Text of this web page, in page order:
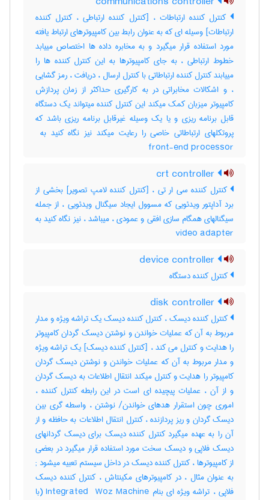
کنترل کننده ارتباطات ، [کنترل کننده ارتباطی ، کنترل کننده
ارتباطات] وسیله ای که به عنوان رابط بین کامپیوترهای ارتباط یافته
مورد استفاده قرار میگیرد و به مخابره داده ها اختصاص مییابد
خطوط ارتباطی ، به جای کامپیوترها به این کنترل کننده ها را
مییابند کنترل کننده ارتباطاتی با کنترل ارسال ، دریافت ، رمز گشایی
، و اشکالات مخابراتی در به کارگیری حداکثر از زمان پردازش
کامپیوتر میزبان کمک میکند این کنترل کننده میتواند یک دستگاه
قابل برنامه ریزی و یا یک وسیله غیرقابل برنامه ریزی باشد که
front-end processor
کنترل کننده سی ار تی ، [کنترل کننده لامپ تصویر] بخشی از
برد آداپتور ویدئویی که مسوول ایجاد سیگنال ویدئویی ، از جمله
سیگنالهای همگام سازی افقی و عمودی ، میباشد ، نیز نگاه کنید به
‎ video adapter
کنترل کننده دستگاه
کنترل کننده دیسک ، کنترل کننده دیسک یک تراشه ویژه و مدار
مربوط به آن که عملیات خواندن و نوشتن دیسک گردان کامپیوتر
را هدایت و کنترل می کند ، [کنترل کننده دیسک] یک تراشه ویژه
و مدار مربوط به آن که عملیات خواندن و نوشتن دیسک گردان
کامپیوتر را هدایت و کنترل میکند انتقال اطلاعات به دیسک گردان
و از آن ، عملیات پیچیده ای است در این رابطه کنترل کننده ،
اموری چون استقرار هدهای خواندن‎/ نوشتن ، واسطه گری بین
دیسک گردان و ریز پردازنده ، کنترل انتقال اطلاعات به حافظه و از
آن را به عهده میگیرد کنترل کننده دیسک برای دیسک گردانهای
دیسک فلاپی و دیسک سخت مورد استفاده قرار میگیرد در بعضی
از کامپیوترها ، کنترل کننده دیسک در داخل سیستم تعبیه میشود‎ ;
به عنوان مثال ، در کامپیوترهای مکینتاش ، کنترل کننده دیسک
فلاپی ، تراشه ویژه ای بنام ‎Integrated ‎ Woz Machine (با